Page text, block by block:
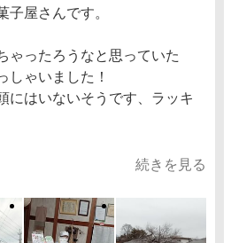
子屋さんです。
ゃったろうなと思っていた
しゃいました！
にはいないそうです、ラッキ
続きを見る